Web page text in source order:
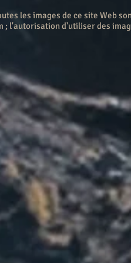
les images de ce site Web
; l'autorisation d'utiliser des